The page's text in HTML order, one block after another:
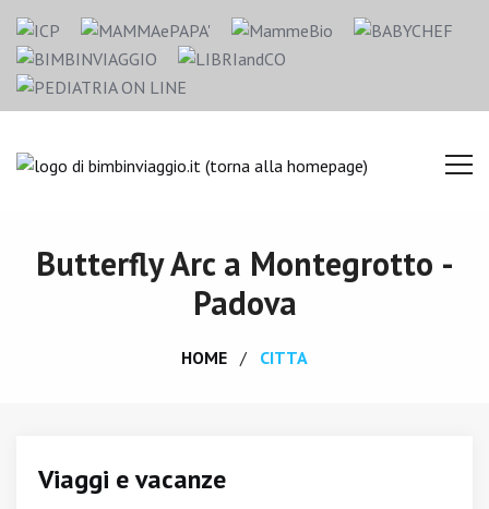
Butterfly Arc a Montegrotto -
Padova
HOME CITTA
Viaggi e vacanze